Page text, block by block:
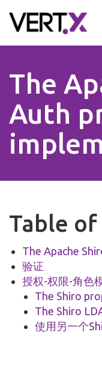
to
The
Auth
Table
The Apache
验证
授权-权限-角色
The Shiro
The Shiro
使用另一个